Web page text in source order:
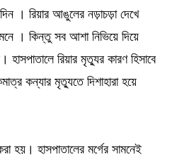
। রিয়ার আঙুলের নড়াচড়া দেখে
। কিন্তু সব আশা নিভিয়ে দিয়ে
হাসপাতালে রিয়ার মৃত্যুর কারণ হিসাবে
কন্যার মৃত্যুতে দিশাহারা হয়ে
হয়। হাসপাতালের মর্গের সামনেই